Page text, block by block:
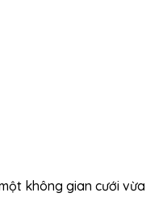
không gian cưới vừa